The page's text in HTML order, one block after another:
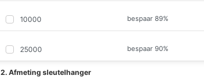
10000 bespaar 89%
25000 bespaar 90%
2. Afmeting sleutelhanger